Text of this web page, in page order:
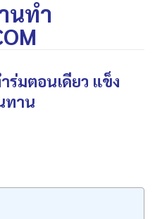
ร่มตอนเดียว แข็ง
ทาน